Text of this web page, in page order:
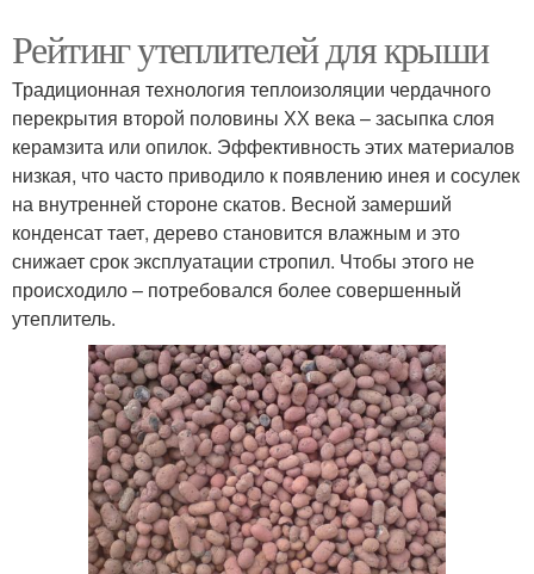
Рейтинг утеплителей для крыши
Традиционная технология теплоизоляции чердачного
перекрытия второй половины ХХ века – засыпка слоя
керамзита или опилок. Эффективность этих материалов
низкая, что часто приводило к появлению инея и сосулек
на внутренней стороне скатов. Весной замерший
конденсат тает, дерево становится влажным и это
снижает срок эксплуатации стропил. Чтобы этого не
происходило – потребовался более совершенный
утеплитель.